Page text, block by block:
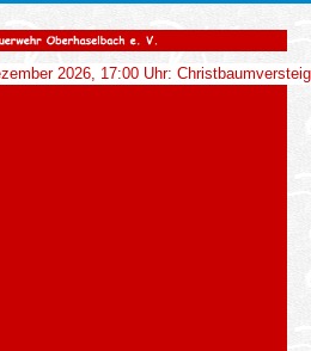
2026, 17:00 Uhr: